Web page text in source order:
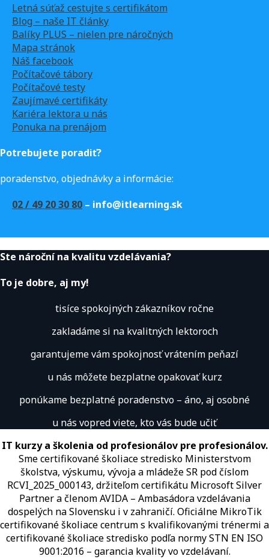
Letná súťaž cestujte s certifikátom
Blog – naše IT články
Balíky PLUS – nielen pre náročných
Mapa stránok
Náš facebook
Počítačové tábory
Počítačové testy
Zaujímavé certifikáty
Kariéra lektora u nás
Ponuka na prenájom
Potrebujete poradiť?
poradenstvo, objednávky a informácie:
02 / 49 20 30 80 – info@itlearning.sk
Ste nároční na kvalitu vzdelávania?
To je dobre, aj my!
tisíce spokojných zákazníkov ročne
zakladáme si na kvalitných lektoroch
garantujeme vám spokojnosť vrátením peňazí
u nás môžete bezplatne opakovať kurz
ponúkame bezplatné poradenstvo – áno, aj osobné
u nás vopred viete, kto vás bude učiť
IT kurzy a školenia od profesionálov pre profesionálov.
Sme certifikované školiace stredisko Ministerstvom
školstva, výskumu, vývoja a mládeže SR pod číslom
RCVI_2025_000143, držiteľom certifikátu Microsoft Silver
Partner a členom AVIDA – Ambasádora vzdelávania
dospelých na Slovensku i v zahraničí.​​​​​​​​​​​​​​​​ Oficiálne MikroTik
certifikované školiace centrum s kvalifikovanými trénermi ​​​​​​​​​​a
certifikované školiace stredisko podľa normy STN EN ISO
9001:2016 – garancia kvality vo vzdelávaní.